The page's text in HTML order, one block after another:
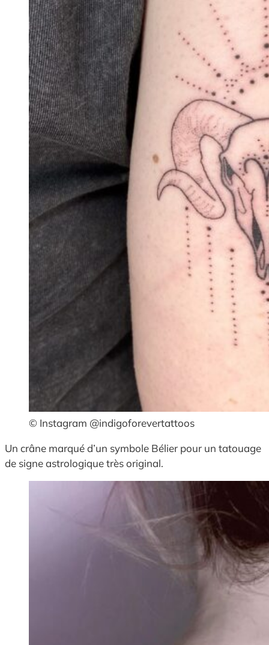
© Instagram @indigoforevertattoos
Un crâne marqué d’un symbole Bélier pour un tatouage
de signe astrologique très original.